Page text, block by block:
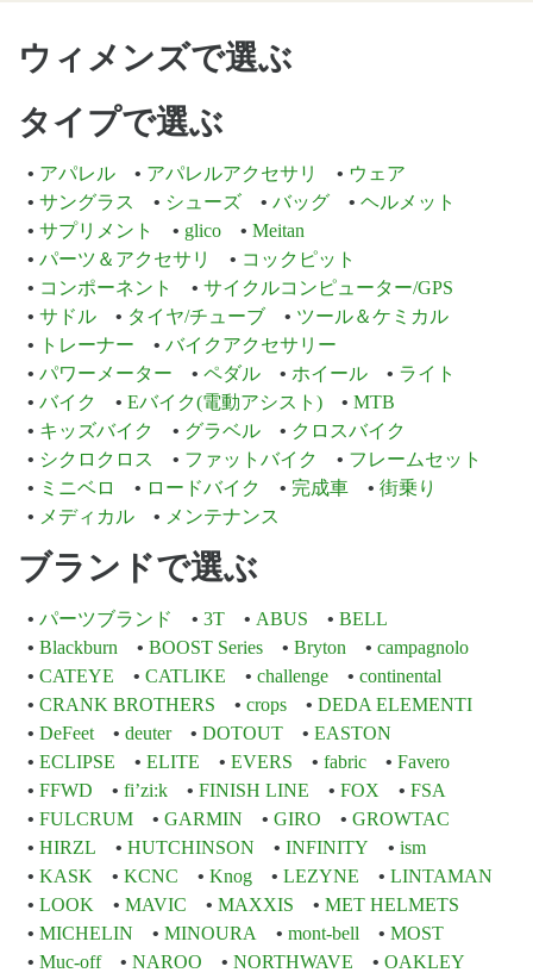
ウィメンズで選ぶ
タイプで選ぶ
アパレル アパレルアクセサリ
ウェア
サングラス
シューズ バッグ
ヘルメット
サプリメント
glico
Meitan
パーツ＆アクセサリ
コックピット
コンポーネント
サイクルコンピューター/GPS
サドル
タイヤ/チューブ
ツール＆ケミカル
トレーナー
バイクアクセサリー
パワーメーター
ペダル ホイール
ライト
バイク
Eバイク(電動アシスト)
MTB
キッズバイク
グラベル
クロスバイク
シクロクロス
ファットバイク
フレームセット
ミニベロ
ロードバイク 完成車
街乗り
メディカル
メンテナンス
ブランドで選ぶ
パーツブランド 3T ABUS
BELL
Blackburn
BOOST Series Bryton
campagnolo
CATEYE
CATLIKE challenge
continental
CRANK BROTHERS
crops
DEDA ELEMENTI
DeFeet
deuter DOTOUT
EASTON
ECLIPSE
ELITE EVERS fabric
Favero
FFWD
fi’zi:k FINISH LINE FOX
FSA
FULCRUM
GARMIN GIRO
GROWTAC
HIRZL
HUTCHINSON INFINITY
ism
KASK
KCNC Knog LEZYNE
LINTAMAN
LOOK
MAVIC MAXXIS
MET HELMETS
MICHELIN
MINOURA mont-bell
MOST
Muc-off
NAROO NORTHWAVE
OAKLEY